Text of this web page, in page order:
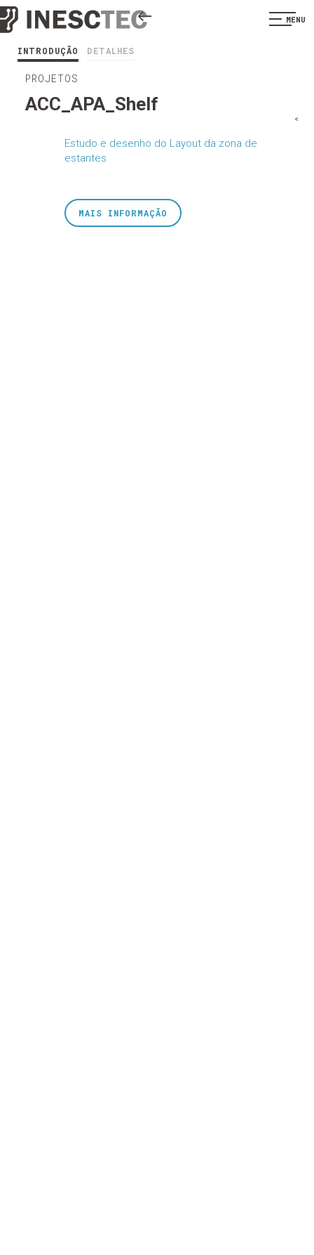
MENU
INTRODUÇÃO DETALHES
PROJETOS
ACC_APA_Shelf
Estudo e desenho do Layout da zona de
estantes
<
MAIS INFORMAÇÃO